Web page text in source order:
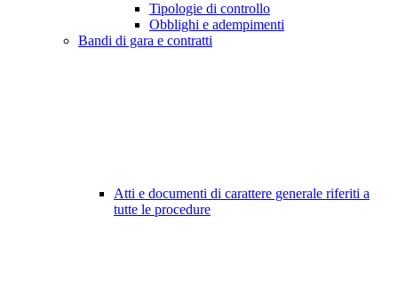
Tipologie di controllo
Obblighi e adempimenti
Bandi di gara e contratti
Atti e documenti di carattere generale riferiti a
tutte le procedure